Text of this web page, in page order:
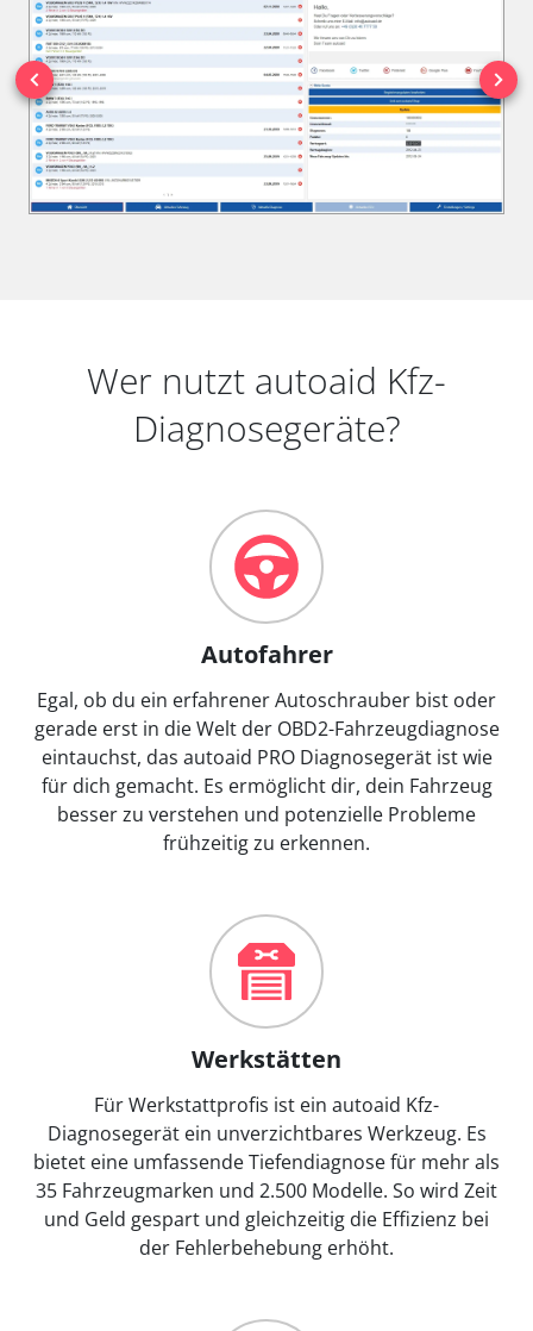
Wer nutzt autoaid Kfz-
Diagnosegeräte?
Autofahrer
Egal, ob du ein erfahrener Autoschrauber bist oder
gerade erst in die Welt der OBD2-Fahrzeugdiagnose
eintauchst, das autoaid PRO Diagnosegerät ist wie
für dich gemacht. Es ermöglicht dir, dein Fahrzeug
besser zu verstehen und potenzielle Probleme
frühzeitig zu erkennen.
Werkstätten
Für Werkstattprofis ist ein autoaid Kfz-
Diagnosegerät ein unverzichtbares Werkzeug. Es
bietet eine umfassende Tiefendiagnose für mehr als
35 Fahrzeugmarken und 2.500 Modelle. So wird Zeit
und Geld gespart und gleichzeitig die Effizienz bei
der Fehlerbehebung erhöht.